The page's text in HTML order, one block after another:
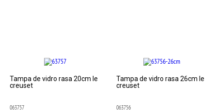
Tampa de vidro rasa 20cm le
creuset
063757
Tampa de vidro rasa 26cm le
creuset
063756